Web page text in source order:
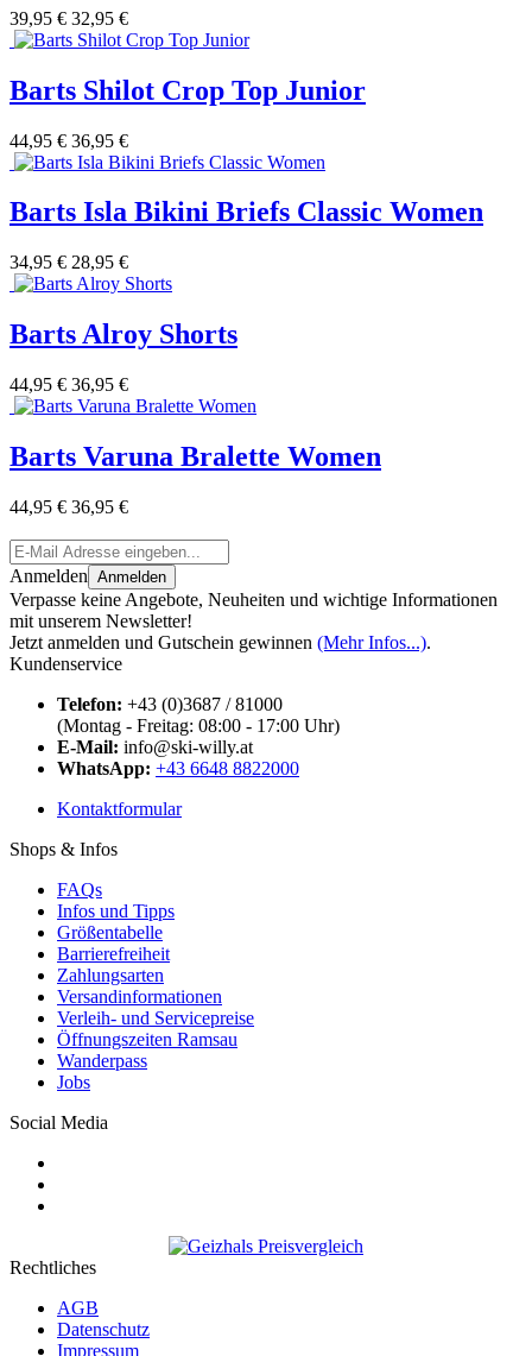
39,95 € 32,95 €
Barts Shilot Crop Top Junior
44,95 € 36,95 €
Barts Isla Bikini Briefs Classic Women
34,95 € 28,95 €
Barts Alroy Shorts
44,95 € 36,95 €
Barts Varuna Bralette Women
44,95 € 36,95 €
Anmelden Anmelden
Verpasse keine Angebote, Neuheiten und wichtige Informationen
mit unserem Newsletter!
Jetzt anmelden und Gutschein gewinnen (Mehr Infos...).
Kundenservice
Telefon: +43 (0)3687 / 81000
(Montag - Freitag: 08:00 - 17:00 Uhr)
E-Mail: info@ski-willy.at
WhatsApp: +43 6648 8822000
Kontaktformular
Shops & Infos
FAQs
Infos und Tipps
Größentabelle
Barrierefreiheit
Zahlungsarten
Versandinformationen
Verleih- und Servicepreise
Öffnungszeiten Ramsau
Wanderpass
Jobs
Social Media
Rechtliches
AGB
Datenschutz
Impressum